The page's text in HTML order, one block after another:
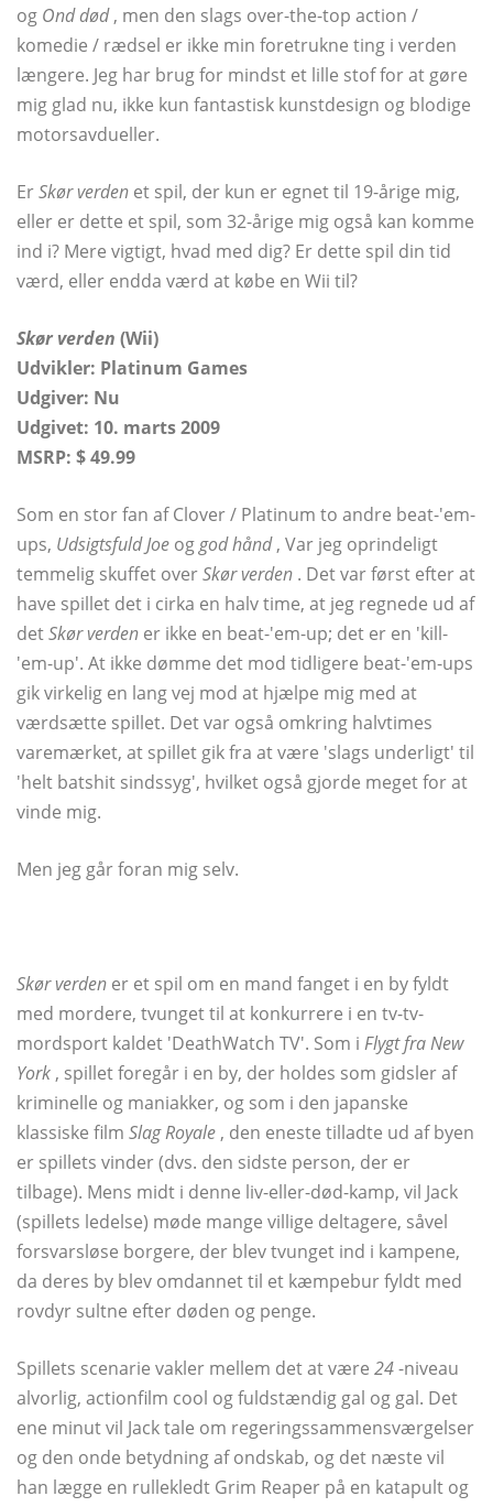
og Ond død, men den slags over-the-top action /
komedie / rædsel er ikke min foretrukne ting i verden
længere. Jeg har brug for mindst et lille stof for at gøre
mig glad nu, ikke kun fantastisk kunstdesign og blodige
motorsavdueller.
ErSkør verden et spil, der kun er egnet til 19-årige mig,
eller er dette et spil, som 32-årige mig også kan komme
ind i? Mere vigtigt, hvad med dig? Er dette spil din tid
værd, eller endda værd at købe en Wii til?
Skør verden (Wii)
Udvikler: Platinum Games
Udgiver: Nu
Udgivet: 10. marts 2009
MSRP: $ 49.99
Som en stor fan af Clover / Platinum to andre beat-'em-
ups, Udsigtsfuld Joe og god hånd, Var jeg oprindeligt
temmelig skuffet overSkør verden . Det var først efter at
have spillet det i cirka en halv time, at jeg regnede ud af
detSkør verden er ikke en beat-'em-up; det er en 'kill-
'em-up'. At ikke dømme det mod tidligere beat-'em-ups
gik virkelig en lang vej mod at hjælpe mig med at
værdsætte spillet. Det var også omkring halvtimes
varemærket, at spillet gik fra at være 'slags underligt' til
'helt batshit sindssyg', hvilket også gjorde meget for at
vinde mig.
Men jeg går foran mig selv.
Skør verden er et spil om en mand fanget i en by fyldt
med mordere, tvunget til at konkurrere i en tv-tv-
mordsport kaldet 'DeathWatch TV'. Som i Flygt fra New
York , spillet foregår i en by, der holdes som gidsler af
kriminelle og maniakker, og som i den japanske
klassiske film Slag Royale , den eneste tilladte ud af byen
er spillets vinder (dvs. den sidste person, der er
tilbage). Mens midt i denne liv-eller-død-kamp, ​​vil Jack
(spillets ledelse) møde mange villige deltagere, såvel
forsvarsløse borgere, der blev tvunget ind i kampene,
da deres by blev omdannet til et kæmpebur fyldt med
rovdyr sultne efter døden og penge.
Spillets scenarie vakler mellem det at være 24-niveau
alvorlig, actionfilm cool og fuldstændig gal og gal. Det
ene minut vil Jack tale om regeringssammensværgelser
og den onde betydning af ondskab, og det næste vil
han lægge en rullekledt Grim Reaper på en katapult og